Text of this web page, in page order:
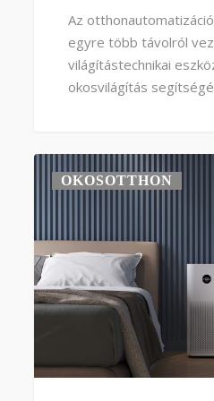
Az
egyre több távolról
világítástechnikai
okosvilágítás
OKOSOTTHON0